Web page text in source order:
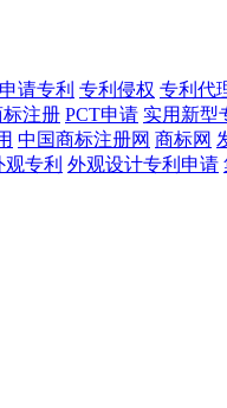
请专利 专利侵权 专利代
标注册 PCT申请 实用新型
中国商标注册网 商标网
专利 外观设计专利申请